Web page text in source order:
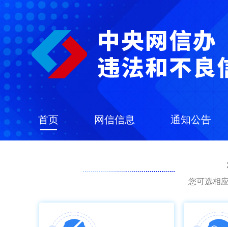
首页 网信信息 通知公告
您可选相